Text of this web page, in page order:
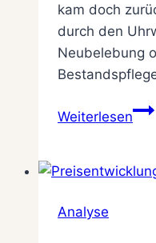
kam doch
durch den
Neubelebung
WeiterlesenDas
des
Analyse